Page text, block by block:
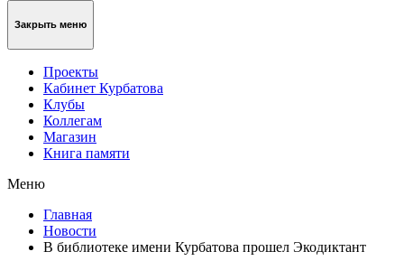
Закрыть меню
Проекты
Кабинет Курбатова
Клубы
Коллегам
Магазин
Книга памяти
Меню
Главная
Новости
В библиотеке имени Курбатова прошел Экодиктант